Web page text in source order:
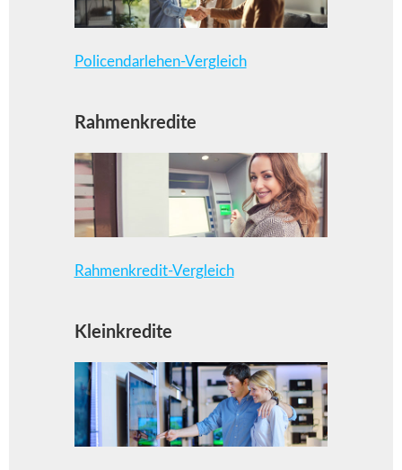
Policendarlehen-Vergleich
Rahmenkredite
Rahmenkredit-Vergleich
Kleinkredite